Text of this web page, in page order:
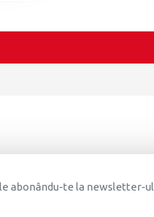
abonându-te la newsletter-ul